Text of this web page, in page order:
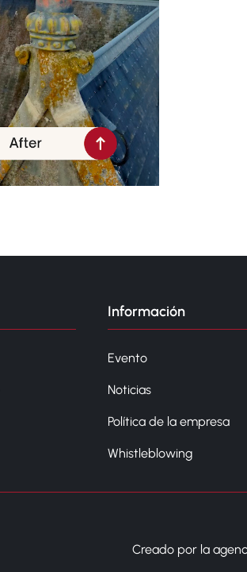
Información
Evento
Noticias
Política de la empresa
Whistleblowing
Creado por la